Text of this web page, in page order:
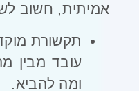
אמיתית, חשוב
תקשורת
עובד מבין
ומה להביא